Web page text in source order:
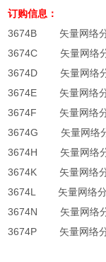
订购信息：
3674B 矢量网络分
3674C 矢量网络分
3674D 矢量网络分
3674E 矢量网络分
3674F 矢量网络分
3674G 矢量网络分
3674H 矢量网络分
3674K 矢量网络分
3674L 矢量网络分
3674N 矢量网络分
3674P 矢量网络分